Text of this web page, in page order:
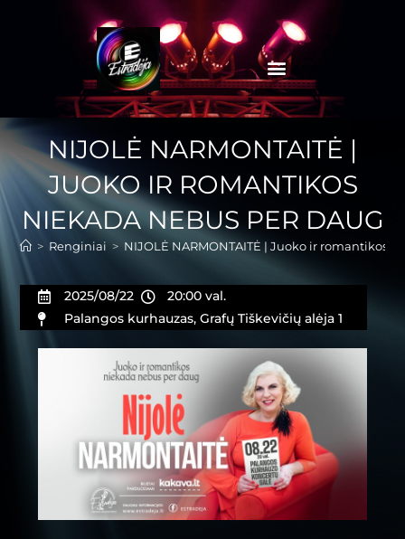
NIJOLĖ NARMONTAITĖ |
JUOKO IR ROMANTIKOS
NIEKADA NEBUS PER DAUG
> Renginiai > NIJOLĖ NARMONTAITĖ | Juoko ir romantikos
2025/08/22
20:00 val.
Palangos kurhauzas, Grafų Tiškevičių alėja 1